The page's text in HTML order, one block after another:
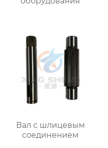
Вал с шлицевым
соединением